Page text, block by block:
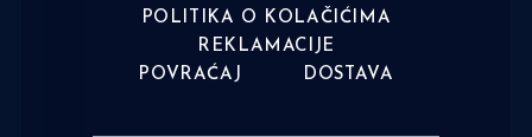
POLITIKA O KOLAČIĆIMA
REKLAMACIJE
POVRAĆAJ
DOSTAVA